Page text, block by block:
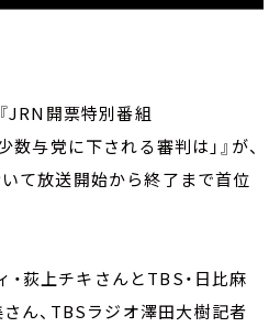
JRN開票特別番組
与党に下される審判は」』が、
て放送開始から終了まで首位
荻上チキさんとTBS・日比麻
ん、TBSラジオ澤田大樹記者